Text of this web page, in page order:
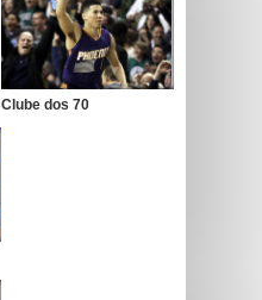
Clube dos 70